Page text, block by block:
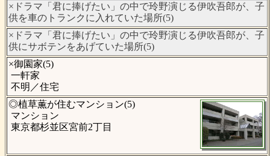
×ドラマ「君に捧げたい」の中で玲野演じる伊吹吾郎が、子
供を車のトランクに入れていた場所(5)
×ドラマ「君に捧げたい」の中で玲野演じる伊吹吾郎が、子
供にサボテンをあげていた場所(5)
×御園家(5)
一軒家
不明／住宅
◎植草薫が住むマンション(5)
マンション
東京都杉並区宮前2丁目